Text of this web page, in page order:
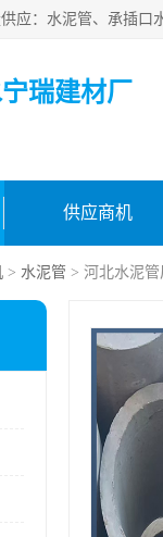
瑞建材厂
供应商机
> 水泥管 > 河北水泥